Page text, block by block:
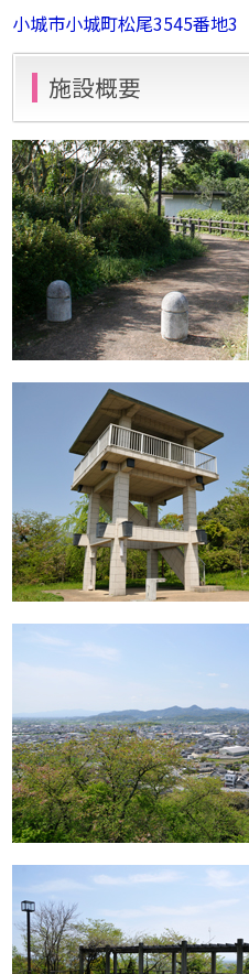
小城市小城町松尾3545番地3
施設概要